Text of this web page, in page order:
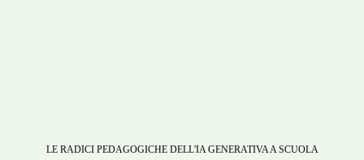
LE RADICI PEDAGOGICHE DELL'IA GENERATIVA A SCUOLA